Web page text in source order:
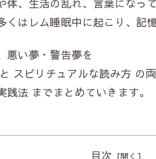
、生活の乱れ、言葉になっ
くはレム睡眠中に起こり、記
悪い夢・警告夢を
スピリチュアルな読み方 の
践法 までまとめていきます。
目次